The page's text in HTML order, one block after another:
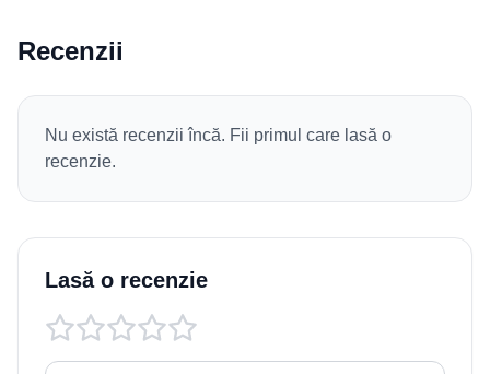
Recenzii
Nu există recenzii încă. Fii primul care lasă o
recenzie.
Lasă o recenzie